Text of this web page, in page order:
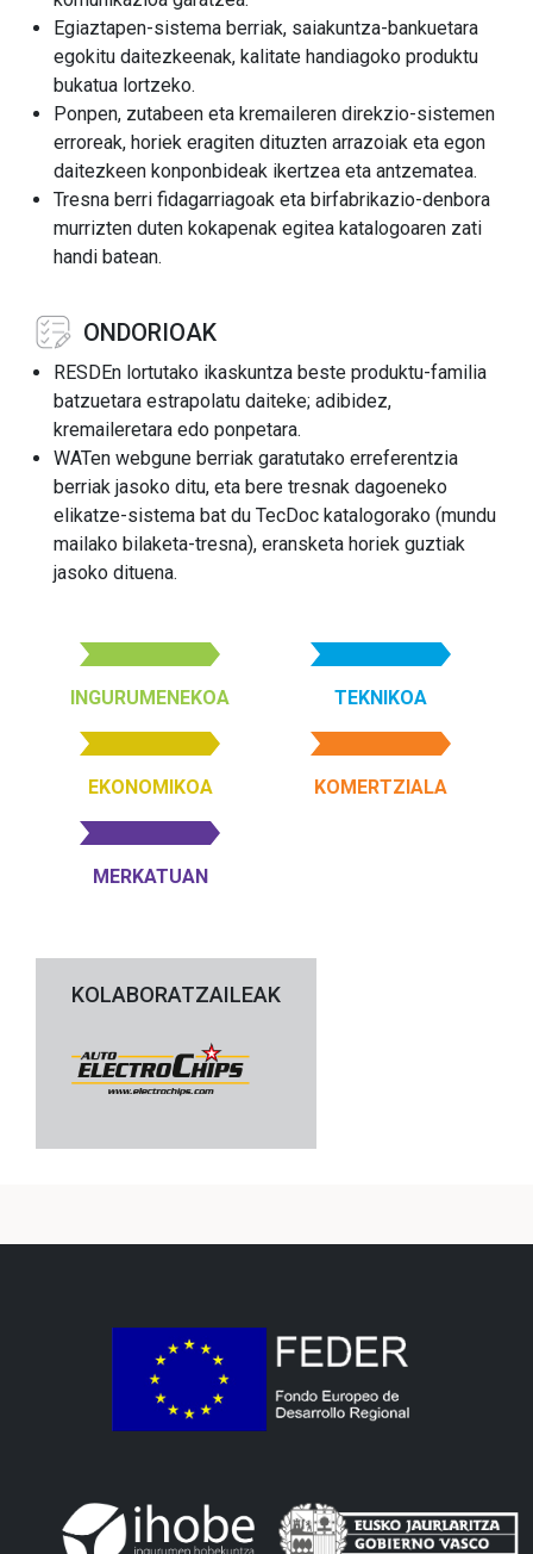
Egiaztapen-sistema berriak, saiakuntza-bankuetara
egokitu daitezkeenak, kalitate handiagoko produktu
bukatua lortzeko.
Ponpen, zutabeen eta kremaileren direkzio-sistemen
erroreak, horiek eragiten dituzten arrazoiak eta egon
daitezkeen konponbideak ikertzea eta antzematea.
Tresna berri fidagarriagoak eta birfabrikazio-denbora
murrizten duten kokapenak egitea katalogoaren zati
handi batean.
ONDORIOAK
RESDEn lortutako ikaskuntza beste produktu-familia
batzuetara estrapolatu daiteke; adibidez,
kremaileretara edo ponpetara.
WATen webgune berriak garatutako erreferentzia
berriak jasoko ditu, eta bere tresnak dagoeneko
elikatze-sistema bat du TecDoc katalogorako (mundu
mailako bilaketa-tresna), eransketa horiek guztiak
jasoko dituena.
INGURUMENEKOA TEKNIKOA
EKONOMIKOA KOMERTZIALA
MERKATUAN
KOLABORATZAILEAK